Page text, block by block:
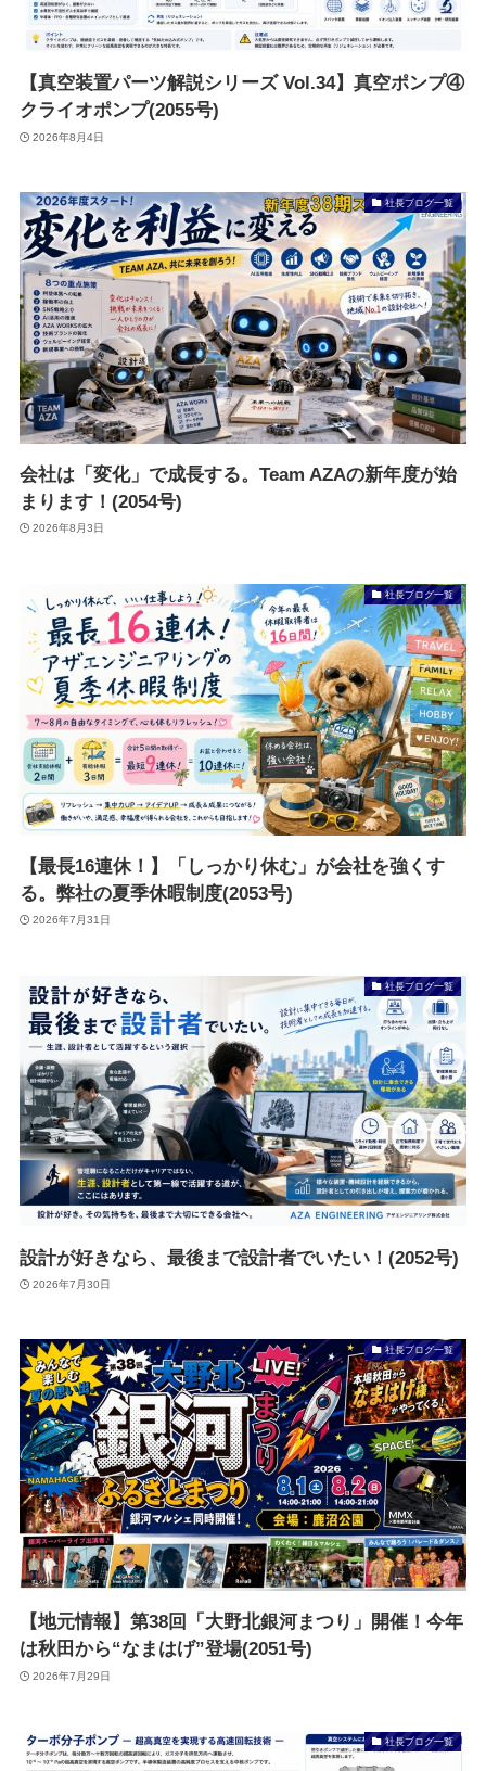
【真空装置パーツ解説シリーズ Vol.34】真空ポンプ④
クライオポンプ(2055号)
2026年8月4日
社長ブログ一覧
会社は「変化」で成長する。Team AZAの新年度が始
まります！(2054号)
2026年8月3日
社長ブログ一覧
【最長16連休！】「しっかり休む」が会社を強くす
る。弊社の夏季休暇制度(2053号)
2026年7月31日
社長ブログ一覧
設計が好きなら、最後まで設計者でいたい！(2052号)
2026年7月30日
社長ブログ一覧
【地元情報】第38回「大野北銀河まつり」開催！今年
は秋田から“なまはげ”登場(2051号)
2026年7月29日
社長ブログ一覧